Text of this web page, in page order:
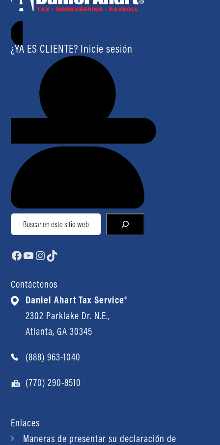
¿YA ES CLIENTE? Inicie sesión
Buscar
Facebook
YouTube
Instagram
TikTok
Contáctenos
Daniel Ahart Tax Service®
2302 Parklake Dr. N.E.,
Atlanta, GA 30345
(888) 963-1040
(770) 290-8510
Enlaces
Maneras de presentar su declaración de